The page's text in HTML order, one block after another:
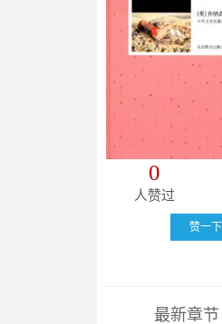
0
人赞过
赞一下
最新章节